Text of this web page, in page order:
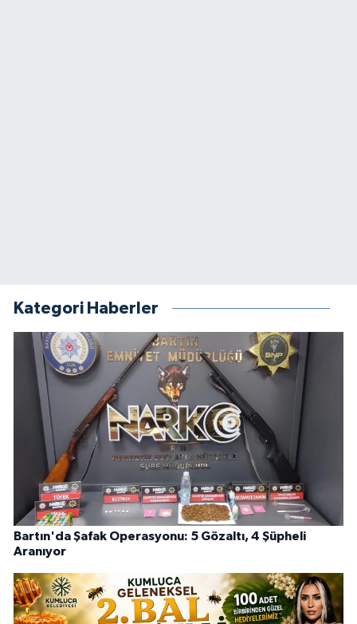
Kategori Haberler
Bartın'da Şafak Operasyonu: 5 Gözaltı, 4 Şüpheli
Aranıyor